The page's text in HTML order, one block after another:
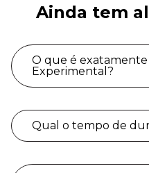
Ainda tem
O que é exatamente
Experimental?
Qual o tempo de